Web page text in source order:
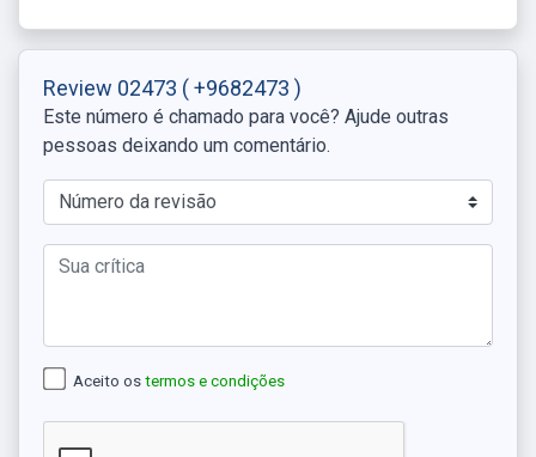
Review 02473 ( +9682473 )
Este número é chamado para você? Ajude outras
pessoas deixando um comentário.
Aceito os termos e condições